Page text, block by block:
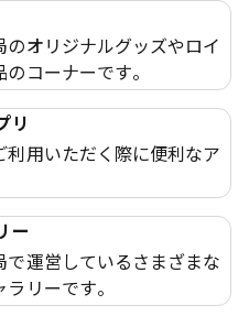
のオリジナルグッズやロイ
コーナーです。
リ
利用いただく際に便利なア
ー
で運営しているさまざまな
リーです。